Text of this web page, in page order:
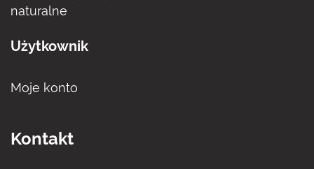
naturalne
Użytkownik
Moje konto
Kontakt